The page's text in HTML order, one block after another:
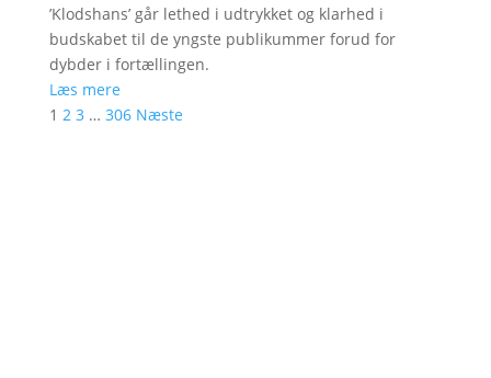
’Klodshans’ går lethed i udtrykket og klarhed i
budskabet til de yngste publikummer forud for
dybder i fortællingen.
Læs mere
1 2 3 … 306 Næste